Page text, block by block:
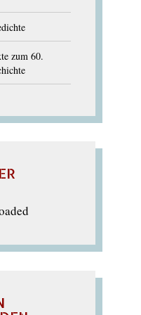
zum 60.